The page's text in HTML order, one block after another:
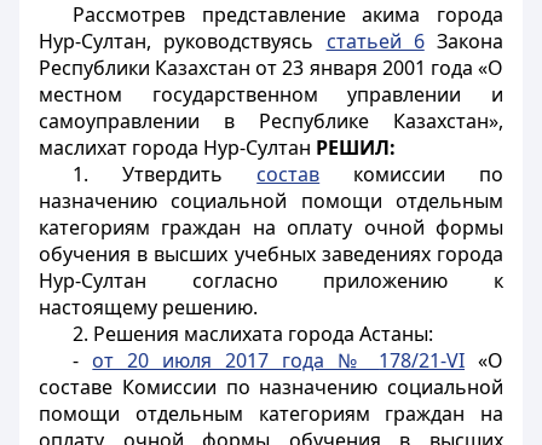
Рассмотрев представление акима города
Нур-Султан, руководствуясь статьей 6Закона
Республики Казахстан от 23 января 2001 года «О
местном государственном управлении и
самоуправлении в Республике Казахстан»,
маслихат города Hyp-Султан РЕШИЛ:
1. Утвердить состав комиссии по
назначению социальной помощи отдельным
категориям граждан на оплату очной формы
обучения в высших учебных заведениях города
Нур-Султан согласно приложению к
настоящему решению.
2. Решения маслихата города Астаны:
- от 20 июля 2017 года № 178/21-VI «О
составе Комиссии по назначению социальной
помощи отдельным категориям граждан на